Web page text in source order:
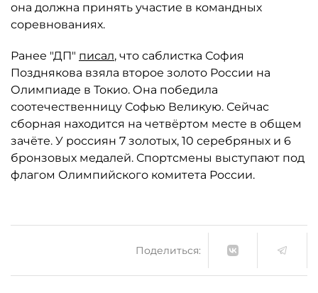
она должна принять участие в командных
соревнованиях.
Ранее "ДП" писал, что саблистка София
Позднякова взяла второе золото России на
Олимпиаде в Токио. Она победила
соотечественницу Софью Великую. Сейчас
сборная находится на четвёртом месте в общем
зачёте. У россиян 7 золотых, 10 серебряных и 6
бронзовых медалей. Спортсмены выступают под
флагом Олимпийского комитета России.
Поделиться: